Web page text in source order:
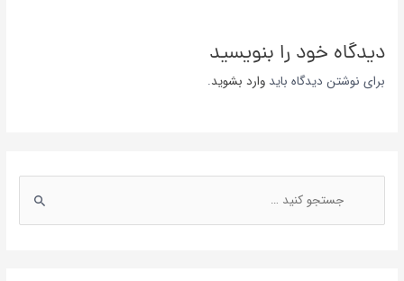
دیدگاه‌ خود را بنویسید
برای نوشتن دیدگاه بایدوارد بشوید.